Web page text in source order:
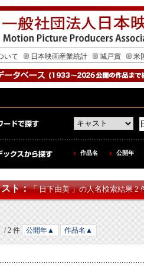
いて
日本映画産業統計 城戸賞 米
作品名 公開年
ト：「 日下由美 」の人名検索結果 2
/ 2 件 公開年▲ 作品名▲